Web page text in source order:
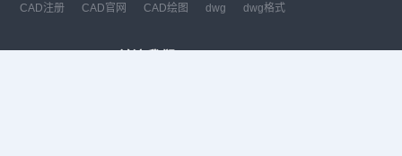
CAD注册
CAD官网 CAD绘图 dwg dwg格式